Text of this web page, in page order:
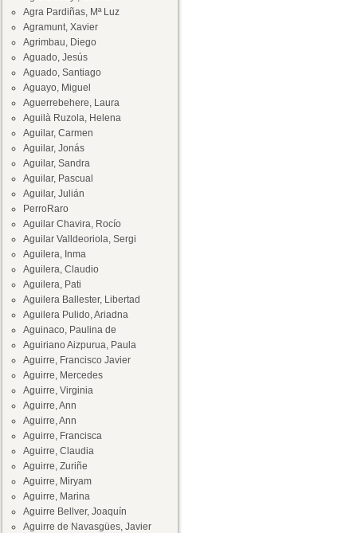
Agra Pardiñas, Mª Luz
Agramunt, Xavier
Agrimbau, Diego
Aguado, Jesús
Aguado, Santiago
Aguayo, Miguel
Aguerrebehere, Laura
Aguilà Ruzola, Helena
Aguilar, Carmen
Aguilar, Jonás
Aguilar, Sandra
Aguilar, Pascual
Aguilar, Julián
PerroRaro
Aguilar Chavira, Rocío
Aguilar Valldeoriola, Sergi
Aguilera, Inma
Aguilera, Claudio
Aguilera, Pati
Aguilera Ballester, Libertad
Aguilera Pulido, Ariadna
Aguinaco, Paulina de
Aguiriano Aizpurua, Paula
Aguirre, Francisco Javier
Aguirre, Mercedes
Aguirre, Virginia
Aguirre, Ann
Aguirre, Ann
Aguirre, Francisca
Aguirre, Claudia
Aguirre, Zuriñe
Aguirre, Miryam
Aguirre, Marina
Aguirre Bellver, Joaquín
Aguirre de Navasgües, Javier